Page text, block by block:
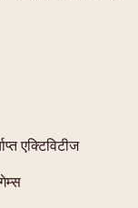
एक्टिविटीज